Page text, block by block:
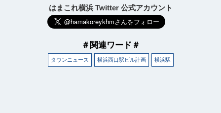
はまこれ横浜 Twitter 公式アカウント
＃関連ワード＃
タウンニュース 横浜西口駅ビル計画 横浜駅